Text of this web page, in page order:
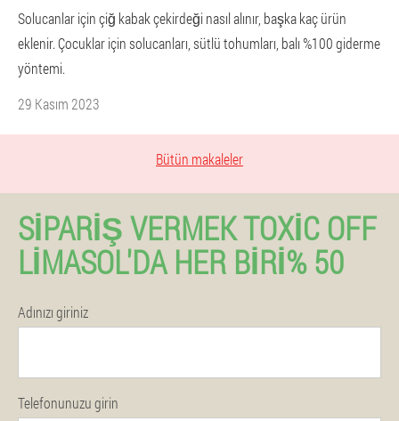
Solucanlar için çiğ kabak çekirdeği nasıl alınır, başka kaç ürün
eklenir. Çocuklar için solucanları, sütlü tohumları, balı %100 giderme
yöntemi.
29 Kasım 2023
Bütün makaleler
SIPARIŞ VERMEK TOXIC OFF
LIMASOL'DA HER BIRI% 50
Adınızı giriniz
Telefonunuzu girin